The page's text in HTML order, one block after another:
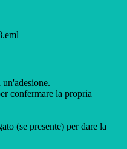
confermare la propria
(se presente) per dare la